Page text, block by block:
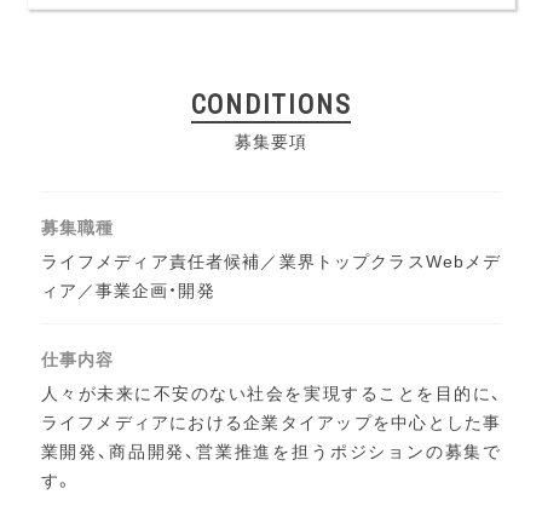
CONDITIONS
募集要項
募集職種
ライフメディア責任者候補／業界トップクラスWebメデ
ィア／事業企画・開発
仕事内容
人々が未来に不安のない社会を実現することを目的に、
ライフメディアにおける企業タイアップを中心とした事
業開発、商品開発、営業推進を担うポジションの募集で
す。